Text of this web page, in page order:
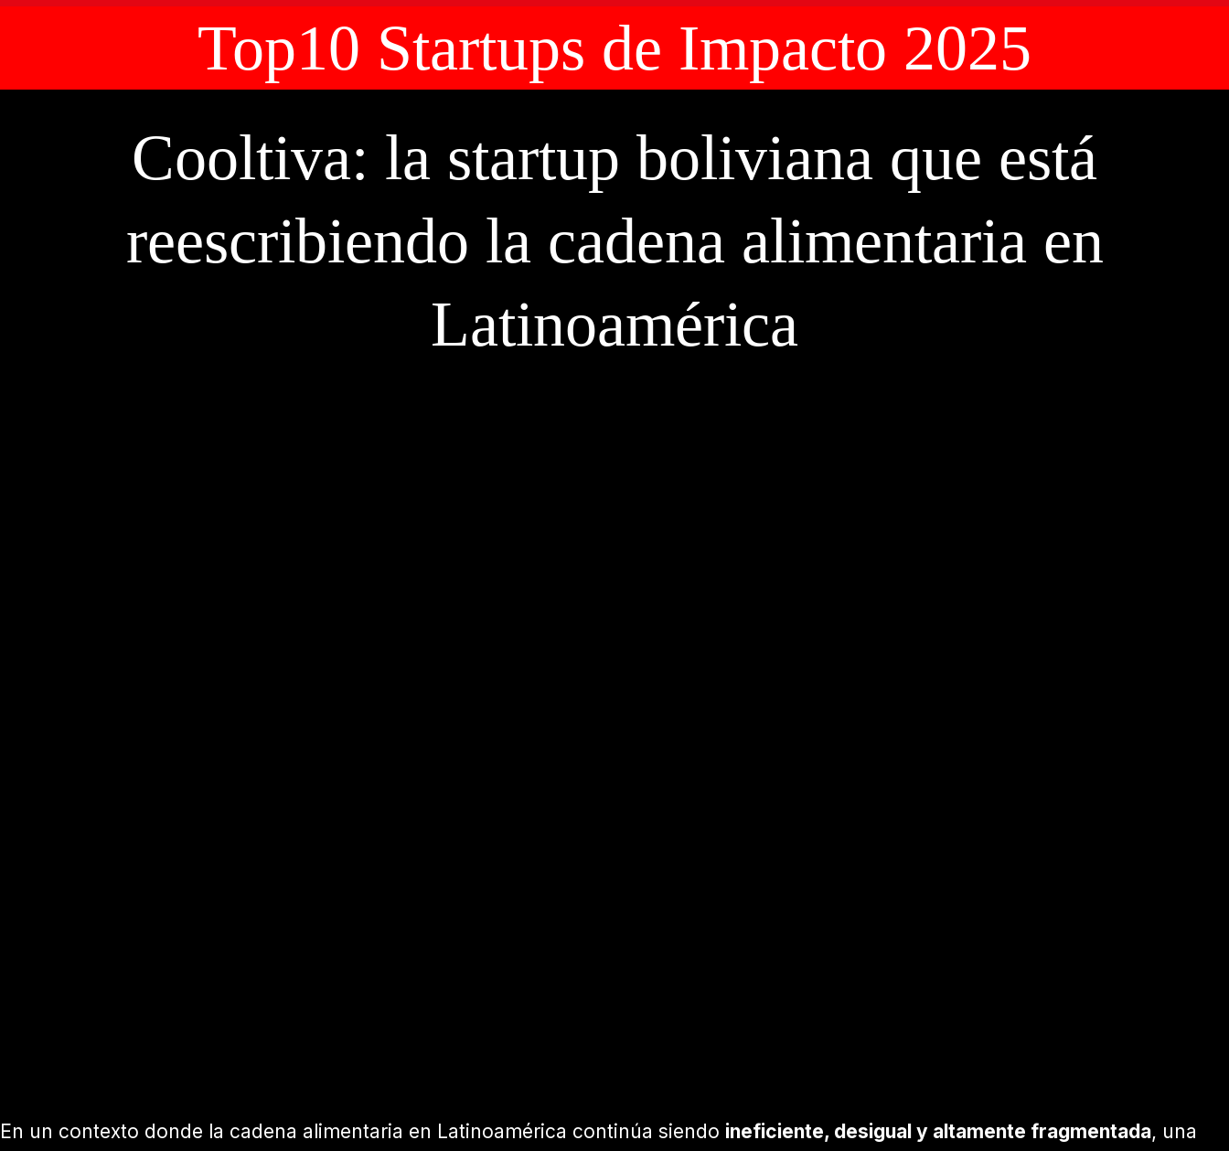
Top10 Startups de Impacto 2025
Cooltiva: la startup boliviana que está
reescribiendo la cadena alimentaria en
Latinoamérica
En un contexto donde la cadena alimentaria en Latinoamérica continúa siendo ineficiente, desigual y altamente fragmentada, una